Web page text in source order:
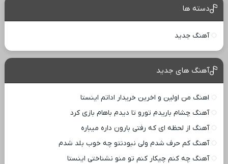
دسته ها
آهنگ جدید
آهنگ های جدید
اهنگ من اولین و اخرین خریدار اداتم اینستا
آهنگ چشام باریدم تورو تا دیدم باهام بازی کرد
آهنگ از لحظه ای که رفتی بارون داره میباره
آهنگ کم حرف شدم ولی نبودنتو چه خوب بلد شدم
آهنگ چه کنم چیکار کنم تو منو نشناختی اینستا